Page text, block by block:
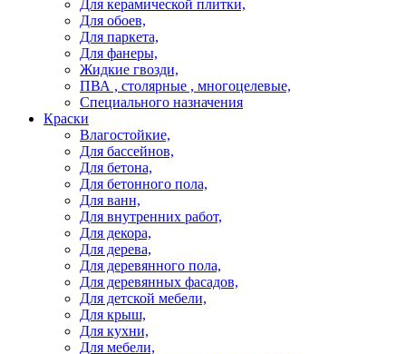
Для керамической плитки,
Для обоев,
Для паркета,
Для фанеры,
Жидкие гвозди,
ПВА , столярные , многоцелевые,
Специального назначения
Краски
Влагостойкие,
Для бассейнов,
Для бетона,
Для бетонного пола,
Для ванн,
Для внутренних работ,
Для декора,
Для дерева,
Для деревянного пола,
Для деревянных фасадов,
Для детской мебели,
Для крыш,
Для кухни,
Для мебели,